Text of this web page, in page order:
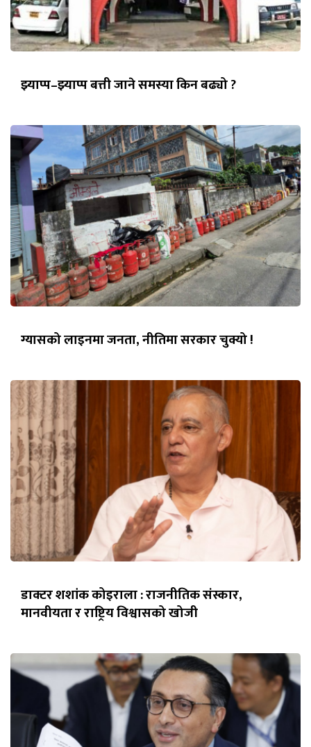
झ्याप्प–झ्याप्प बत्ती जाने समस्या किन बढ्यो ?
ग्यासको लाइनमा जनता, नीतिमा सरकार चुक्यो !
डाक्टर शशांक कोइराला : राजनीतिक संस्कार,
मानवीयता र राष्ट्रिय विश्वासको खोजी